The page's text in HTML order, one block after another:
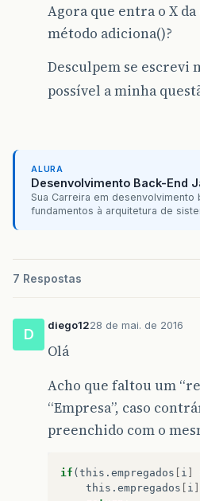
Agora que entra o X
método adiciona()?
Desculpem se
possível a minha
ALURA
Desenvolvimento Back-End
Sua Carreira em desenvolvimento
fundamentos à arquitetura de
7 Respostas
D
diego1228 de mai. de 2016
Olá
Acho que faltou um
“Empresa”, caso
preenchido com o
if ( this . empregados i
this . empregados i